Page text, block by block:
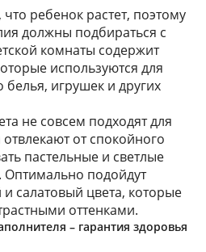
ребенок растет, поэтому
должны подбираться с
комнаты содержит
используются для
белья, игрушек и других
не совсем подходят для
от спокойного
пастельные и светлые
Оптимально подойдут
салатовый цвета, которые
оттенками.
– гарантия здоровья